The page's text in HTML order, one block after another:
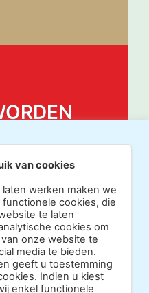
van cookies
werken maken we
cookies, die
te laten
cookies om
onze website te
media te bieden.
geeft u toestemming
Indien u kiest
enkel functionele